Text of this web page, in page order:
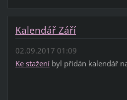
Kalendář Září
02.09.2017 01:09
Ke staženíbyl přidán kalendář